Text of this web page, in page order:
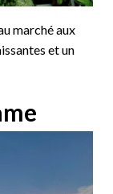
marché aux
et un